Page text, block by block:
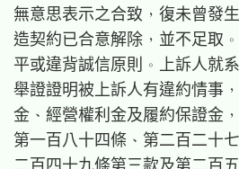
無意思表示之合致，復未曾發
造契約已合意解除，並不足取
平或違背誠信原則。上訴人就
舉證證明被上訴人有違約情事
金、經營權利金及履約保證金
第一百八十四條、第二百二十